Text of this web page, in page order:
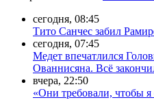
сегодня, 08:45
Тито Санчес забил
сегодня, 07:45
Медет впечатлился
Ованнисяна. Всё
вчера, 22:50
«Они требовали, чтобы я